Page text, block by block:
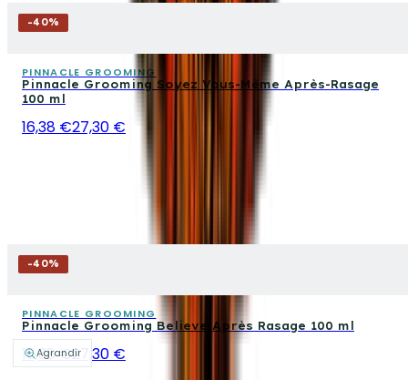
Agrandir
-40%
PINNACLE GROOMING
Pinnacle Grooming Soyez Vous-Même Après-Rasage
100 ml
16,38 €27,30 €
-40%
PINNACLE GROOMING
Pinnacle Grooming Believe Après Rasage 100 ml
16,38 €27,30 €